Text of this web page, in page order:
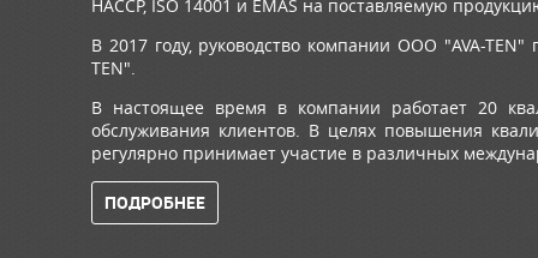
HACCP, ISO 14001 и EMAS на поставляемую
В 2017 году, руководство компании ООО "AVA-
TEN".
В настоящее время в компании работает 20
обслуживания клиентов. В целях повышения
регулярно принимает участие в различных
ПОДРОБНЕЕ